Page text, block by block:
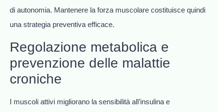
di autonomia. Mantenere la forza muscolare costituisce quindi
una strategia preventiva efficace.
Regolazione metabolica e
prevenzione delle malattie
croniche
I muscoli attivi migliorano la sensibilità all’insulina e